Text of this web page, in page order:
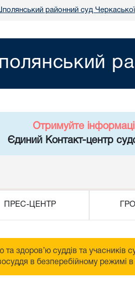
районний суд Черкаської
Отримуйте
Єдиний Контакт-центр
ПРЕС-ЦЕНТР
здоров’ю суддів та
в безперебійному режимі в